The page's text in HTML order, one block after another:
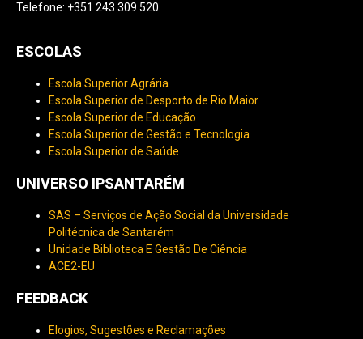
Telefone: +351 243 309 520
ESCOLAS
Escola Superior Agrária
Escola Superior de Desporto de Rio Maior
Escola Superior de Educação
Escola Superior de Gestão e Tecnologia
Escola Superior de Saúde
UNIVERSO IPSANTARÉM
SAS – Serviços de Ação Social da Universidade
Politécnica de Santarém
Unidade Biblioteca E Gestão De Ciência
ACE2-EU
FEEDBACK
Elogios, Sugestões e Reclamações